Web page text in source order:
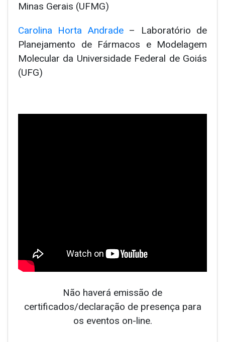
Minas Gerais (UFMG)
Carolina Horta Andrade– Laboratório de
Planejamento de Fármacos e Modelagem
Molecular da Universidade Federal de Goiás
(UFG)
Não haverá emissão de
certificados/declaração de presença para
os eventos on-line.